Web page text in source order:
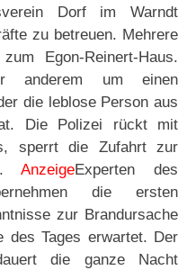
Dorf im Warndt
zu betreuen. Mehrere
Egon-Reinert-Haus.
anderem um einen
die leblose Person aus
Die Polizei rückt mit
sperrt die Zufahrt zur
AnzeigeExperten des
die ersten
zur Brandursache
des Tages erwartet. Der
die ganze Nacht